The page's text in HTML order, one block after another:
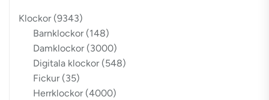
Klockor (9343)
Barnklockor (148)
Damklockor (3000)
Digitala klockor (548)
Fickur (35)
Herrklockor (4000)